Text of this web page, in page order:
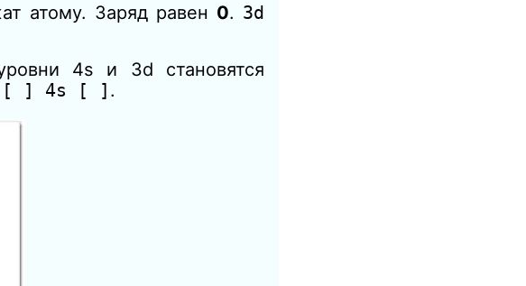
атому. Заряд равен 0. 3d
4s и 3d становятся
] 4s [ ] .